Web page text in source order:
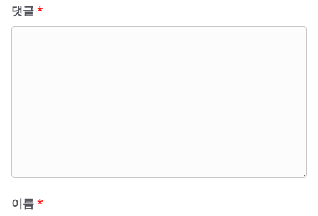
댓글*
이름*